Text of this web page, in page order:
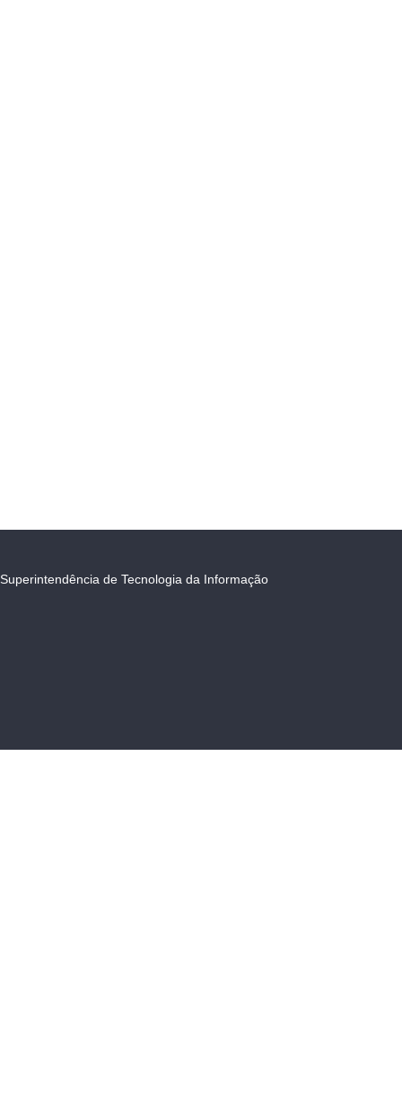
Superintendência de Tecnologia da Informação